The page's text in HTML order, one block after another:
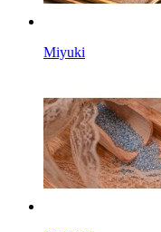
Miyuki